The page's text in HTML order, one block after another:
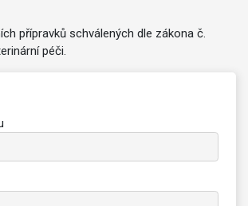
přípravků schválených dle zákona č.
péči.